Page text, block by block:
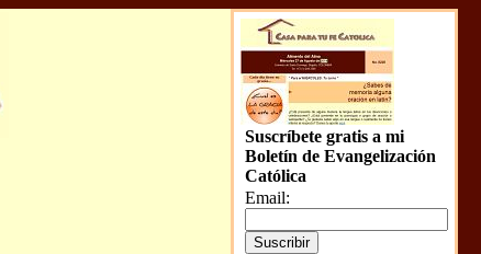
Suscríbete gratis a mi
Boletín de Evangelización
Católica
Email: